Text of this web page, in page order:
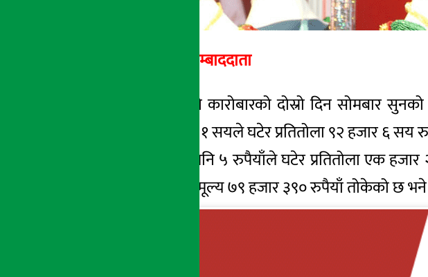
र्थ सरोकार सम्बाददाता
काठमाडौं । साताको कारोबारको दोस्रो दिन सोमबार
छापावाला सुन आज १ सयले घटेर प्रतितोला ९२ हजार ६ सय
यता चाँदीको मूल्य पनि ५ रुपैयाँले घटेर प्रतितोला एक
प्रति १० ग्राम सुनको मूल्य ७९ हजार ३९० रुपैयाँ तोकेको छ